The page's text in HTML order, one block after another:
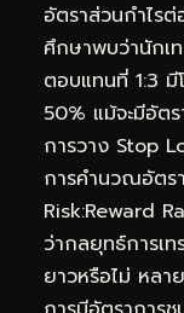
อัตราส่วนกำไร
ศึกษาพบว่านักเ
ตอบแทนที่ 1:3
50% แม้จะมีอัต
การวาง Stop
การคำนวณอัตร
Risk:Reward
ว่ากลยุทธ์การเท
ยาวหรือไม่ หลา